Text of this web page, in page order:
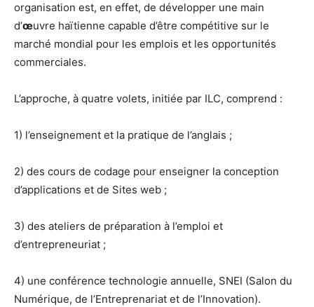
organisation est, en effet, de développer une main
d’œuvre haïtienne capable d’être compétitive sur le
marché mondial pour les emplois et les opportunités
commerciales.
L’approche, à quatre volets, initiée par ILC, comprend :
1) l’enseignement et la pratique de l’anglais ;
2) des cours de codage pour enseigner la conception
d’applications et de Sites web ;
3) des ateliers de préparation à l’emploi et
d’entrepreneuriat ;
4) une conférence technologie annuelle, SNEI (Salon du
Numérique, de l’Entreprenariat et de l’Innovation).